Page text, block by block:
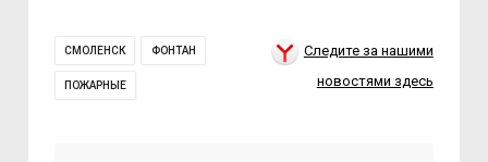
СМОЛЕНСК ФОНТАН
ПОЖАРНЫЕ
Следите за нашими
новостями здесь